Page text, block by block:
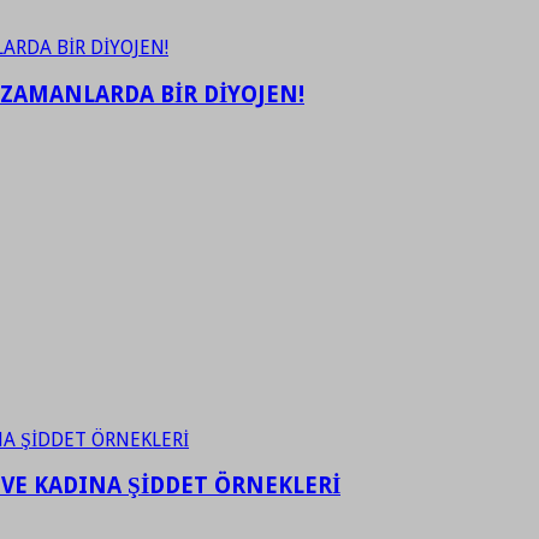
BİR DİYOJEN!
KADINA ŞİDDET ÖRNEKLERİ